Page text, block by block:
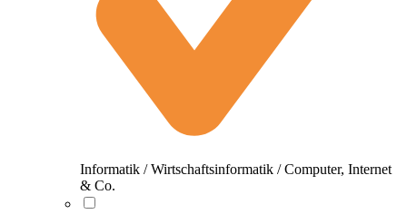
Informatik / Wirtschaftsinformatik / Computer, Internet
& Co.